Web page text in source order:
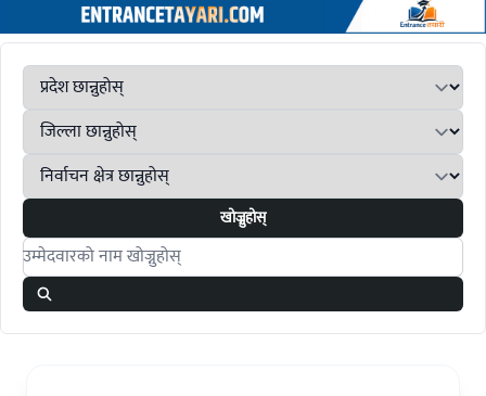
खोज्नुहोस्
Search candidates